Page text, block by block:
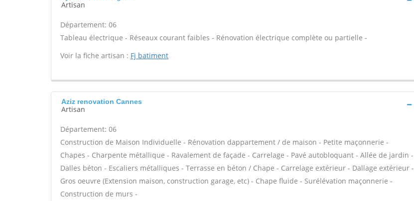
Artisan
Département: 06
Tableau électrique - Réseaux courant faibles - Rénovation électrique complète ou partielle -
Voir la fiche artisan : Fj batiment
Aziz renovation Cannes
Artisan
Département: 06
Construction de Maison Individuelle - Rénovation dappartement / de maison - Petite maçonnerie -
Chapes - Charpente métallique - Ravalement de façade - Carrelage - Pavé autobloquant - Allée de jardin -
Dalles béton - Escaliers métalliques - Terrasse en béton / Chape - Carrelage extérieur - Dallage extérieur -
Gros oeuvre (Extension maison, construction garage, etc) - Chape fluide - Surélévation maçonnerie -
Construction de murs -